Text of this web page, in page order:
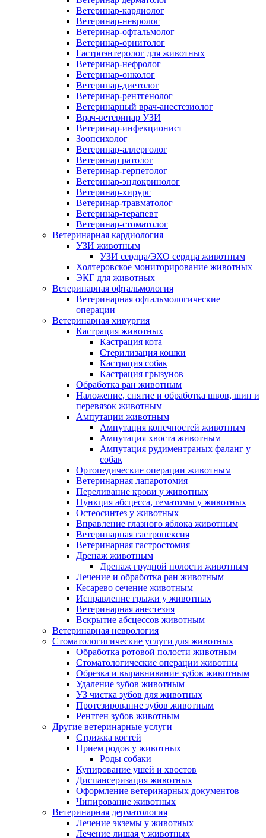
Ветеринар-кардиолог
Ветеринар-невролог
Ветеринар-офтальмолог
Ветеринар-орнитолог
Гастроэнтеролог для животных
Ветеринар-нефролог
Ветеринар-онколог
Ветеринар-диетолог
Ветеринар-рентгенолог
Ветеринарный врач-анестезиолог
Врач-ветеринар УЗИ
Ветеринар-инфекционист
Зоопсихолог
Ветеринар-аллерголог
Ветеринар ратолог
Ветеринар-герпетолог
Ветеринар-эндокринолог
Ветеринар-хирург
Ветеринар-травматолог
Ветеринар-терапевт
Ветеринар-стоматолог
Ветеринарная кардиология
УЗИ животным
УЗИ сердца/ЭХО сердца животным
Холтеровское мониторирование животных
ЭКГ для животных
Ветеринарная офтальмология
Ветеринарная офтальмологические
операции
Ветеринарная хирургия
Кастрация животных
Кастрация кота
Стерилизация кошки
Кастрация собак
Кастрация грызунов
Обработка ран животным
Наложение, снятие и обработка швов, шин и
перевязок животным
Ампутации животным
Ампутация конечностей животным
Ампутация хвоста животным
Ампутация рудиментраных фаланг у
собак
Ортопедические операции животным
Ветеринарная лапаротомия
Переливание крови у животных
Пункция абсцесса, гематомы у животных
Остеосинтез у животных
Вправление глазного яблока животным
Ветеринарная гастропексия
Ветеринарная гастростомия
Дренаж животным
Дренаж грудной полости животным
Лечение и обработка ран животным
Кесарево сечение животным
Исправление грыжи у животных
Ветеринарная анестезия
Вскрытие абсцессов животным
Ветеринарная неврология
Стоматологигические услуги для животных
Обработка ротовой полости животным
Стоматологические операции животны
Обрезка и выравнивание зубов животным
Удаление зубов животным
УЗ чистка зубов для животных
Протезирование зубов животным
Рентген зубов животным
Другие ветеринарные услуги
Стрижка когтей
Прием родов у животных
Роды собаки
Купирование ушей и хвостов
Диспансеризация животных
Оформление ветеринарных документов
Чипирование животных
Ветеринарная дерматология
Лечение экземы у животных
Лечение лишая у животных